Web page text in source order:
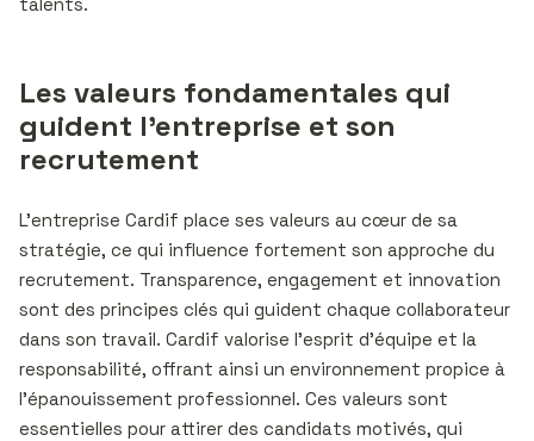
Les valeurs fondamentales qui
guident l’entreprise et son
recrutement
L’entreprise Cardif place ses valeurs au cœur de sa
stratégie, ce qui influence fortement son approche du
recrutement. Transparence, engagement et innovation
sont des principes clés qui guident chaque collaborateur
dans son travail. Cardif valorise l’esprit d’équipe et la
responsabilité, offrant ainsi un environnement propice à
l’épanouissement professionnel. Ces valeurs sont
essentielles pour attirer des candidats motivés, qui